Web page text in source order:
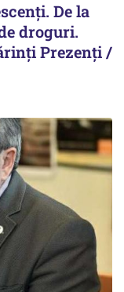
De la
droguri.
Prezenți /